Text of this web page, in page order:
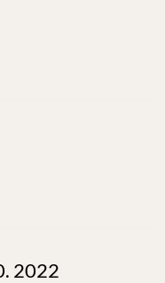
2022